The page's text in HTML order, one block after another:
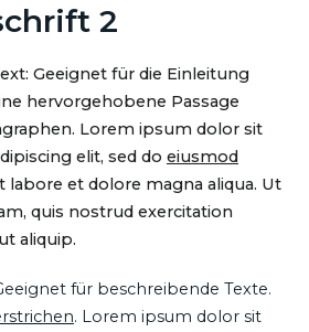
2
Geeignet für die Einleitung
hervorgehobene Passage
Lorem ipsum dolor sit
elit, sed do eiusmod
et dolore magna aliqua. Ut
quis nostrud exercitation
aliquip.
für beschreibende Texte.
. Lorem ipsum dolor sit